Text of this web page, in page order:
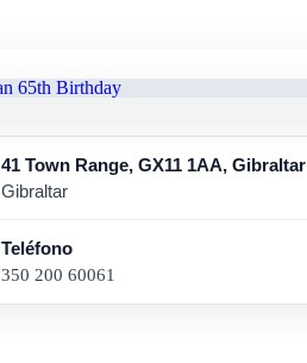
41 Town Range, GX11 1AA, Gibraltar
Gibraltar
Teléfono
350 200 60061